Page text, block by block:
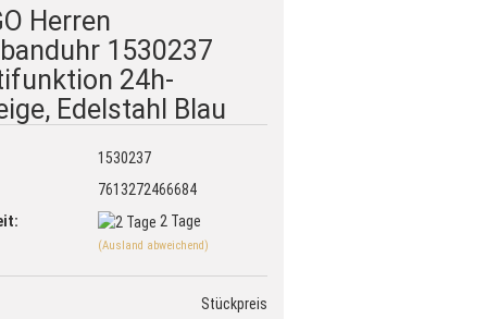
vergessen?
Herren
1530237
24h-
Edelstahl Blau
1530237
7613272466684
2 Tage
(Ausland abweichend)
Stückpreis